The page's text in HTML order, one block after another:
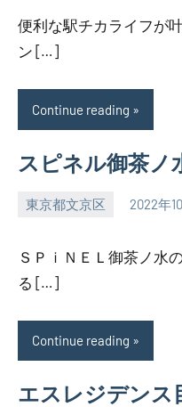
便利な駅チカライフが
ン […]
Continue reading
スピネル御茶ノ
東京都文京区 2022年
SEZIMO
ＳＰｉＮＥＬ御茶ノ水
る […]
Continue reading
エスレジデンス